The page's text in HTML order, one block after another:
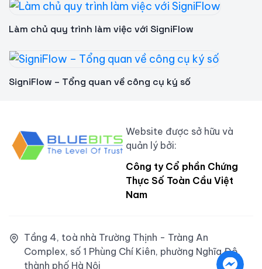
Làm chủ quy trình làm việc với SigniFlow
SigniFlow – Tổng quan về công cụ ký số
Website được sở hữu và
quản lý bởi:
Công ty Cổ phần Chứng
Thực Số Toàn Cầu Việt
Nam
Tầng 4, toà nhà Trường Thịnh - Tràng An
Complex, số 1 Phùng Chí Kiên, phường Nghĩa Đô,
thành phố Hà Nội